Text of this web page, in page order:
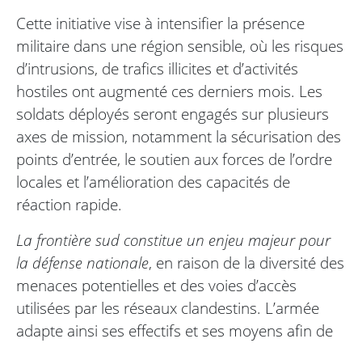
Cette initiative vise à intensifier la présence
militaire dans une région sensible, où les risques
d’intrusions, de trafics illicites et d’activités
hostiles ont augmenté ces derniers mois. Les
soldats déployés seront engagés sur plusieurs
axes de mission, notamment la sécurisation des
points d’entrée, le soutien aux forces de l’ordre
locales et l’amélioration des capacités de
réaction rapide.
La frontière sud constitue un enjeu majeur pour
la défense nationale, en raison de la diversité des
menaces potentielles et des voies d’accès
utilisées par les réseaux clandestins. L’armée
adapte ainsi ses effectifs et ses moyens afin de